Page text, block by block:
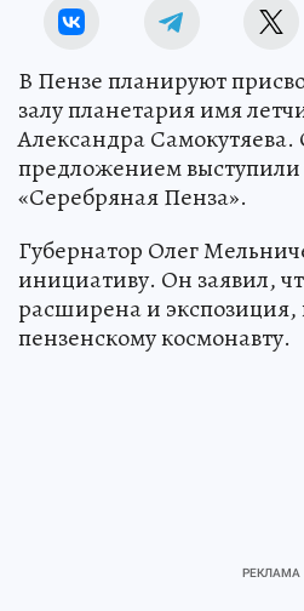
В Пензе планируют
залу планетария имя
Александра
предложением выступили
«Серебряная Пенза».
Губернатор Олег
инициативу. Он заявил,
расширена и
пензенскому космонавту.